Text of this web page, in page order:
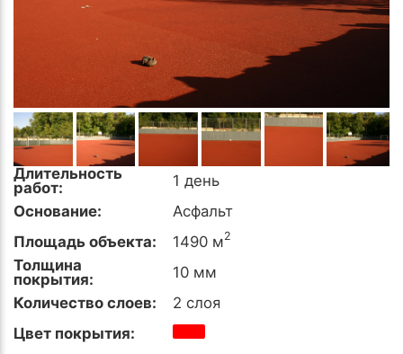
Длительность
работ:
1 день
Основание:
Асфальт
Площадь объекта:
1490 м2
Толщина
покрытия:
10 мм
Количество слоев:
2 слоя
Цвет покрытия: